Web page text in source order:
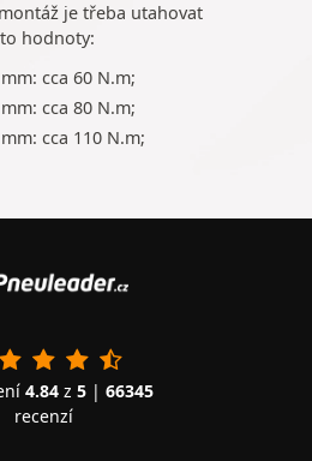
je třeba utahovat
hodnoty:
cca 60 N.m;
cca 80 N.m;
cca 110 N.m;
4.84z 5| 66345
recenzí